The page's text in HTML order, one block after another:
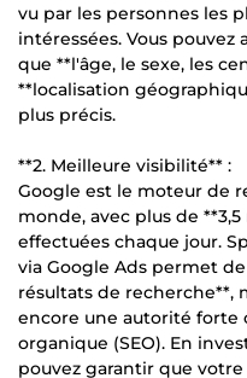
vu par les personnes les
intéressées. Vous
que **l'âge, le sexe, les
**localisation
plus précis.
**2. Meilleure visibilité** :
Google est le moteur de
monde, avec plus de
effectuées chaque jour.
via Google Ads permet
résultats de recherche**,
encore une autorité
organique (SEO). En
pouvez garantir que